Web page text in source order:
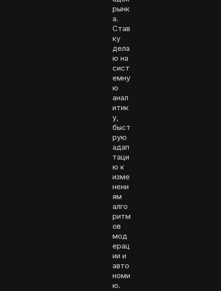
рынк
а.
Став
ку
дела
ю на
сист
емну
ю
анал
итик
у,
быст
рую
адап
таци
ю к
изме
нени
ям
алго
ритм
ов
мод
ерац
ии и
авто
номи
ю.